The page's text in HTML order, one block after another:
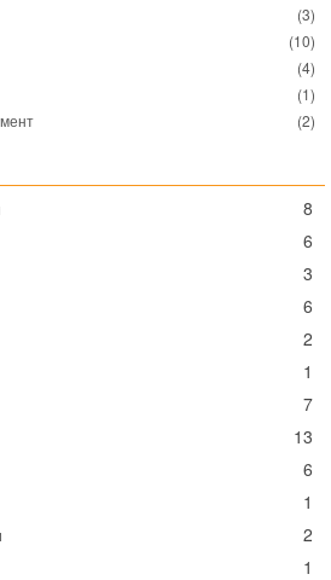
(3)
(10)
(4)
(1)
(2)
8
6
3
6
2
1
7
13
6
1
2
1